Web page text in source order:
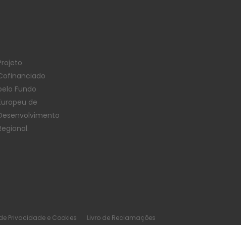
Fundo
de
Privacidade e Cookies Livro de Reclamações